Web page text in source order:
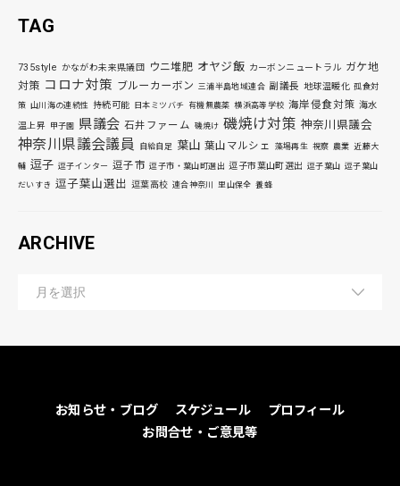
TAG
735style かながわ未来県議団 ウニ堆肥 オヤジ飯 カーボンニュートラル ガケ地
対策 コロナ対策 ブルーカーボン 三浦半島地域連合 副議長 地球温暖化 孤食対
策 山川海の連続性 持続可能 日本ミツバチ 有機無農薬 横浜高等学校 海岸侵食対策 海水
温上昇 甲子園 県議会 石井ファーム 磯焼け 磯焼け対策 神奈川県議会
神奈川県議会議員 自給自足 葉山 葉山マルシェ 藻場再生 視察 農業 近藤大
輔 逗子 逗子インター 逗子市 逗子市・葉山町選出 逗子市葉山町選出 逗子葉山 逗子葉山
だいすき 逗子葉山選出 逗葉高校 連合神奈川 里山保全 養蜂
ARCHIVE
お知らせ・ブログ スケジュール
プロフィール
お問合せ・ご意見等